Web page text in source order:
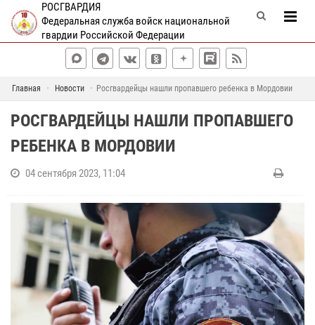
РОСГВАРДИЯ
Федеральная служба войск национальной
гвардии Российской Федерации
Главная Новости Росгвардейцы нашли пропавшего ребенка в Мордовии
РОСГВАРДЕЙЦЫ НАШЛИ ПРОПАВШЕГО
РЕБЕНКА В МОРДОВИИ
04 сентября 2023, 11:04